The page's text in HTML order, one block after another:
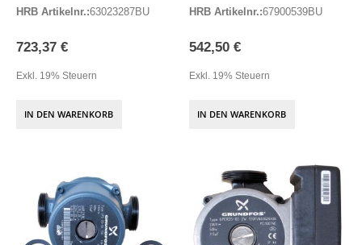
HRB Artikelnr.:63023287BU
723,37 €
Exkl. 19% Steuern
IN DEN WARENKORB
HRB Artikelnr.:67900539BU
542,50 €
Exkl. 19% Steuern
IN DEN WARENKORB